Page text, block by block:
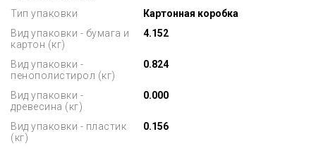
Тип упаковки
Картонная коробка
Вид упаковки - бумага и
картон (кг)
4.152
Вид упаковки -
пенополистирол (кг)
0.824
Вид упаковки -
древесина (кг)
0.000
Вид упаковки - пластик
(кг)
0.156